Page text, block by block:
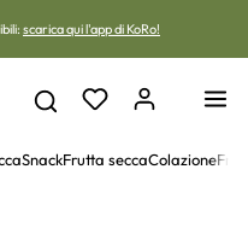
scarica qui l'app di KoRo!
SnackFrutta seccaColazione